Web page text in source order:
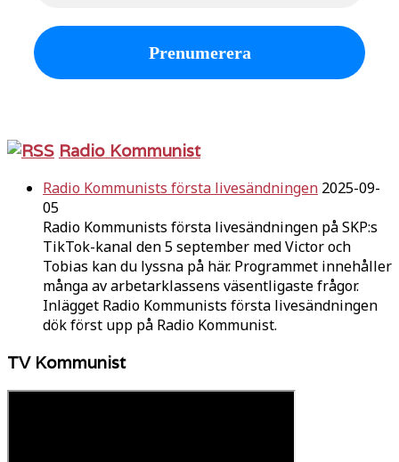
Radio Kommunist
Radio Kommunists första livesändningen 2025-09-
05
Radio Kommunists första livesändningen på SKP:s
TikTok-kanal den 5 september med Victor och
Tobias kan du lyssna på här. Programmet innehåller
många av arbetarklassens väsentligaste frågor.
Inlägget Radio Kommunists första livesändningen
dök först upp på Radio Kommunist.
TV Kommunist